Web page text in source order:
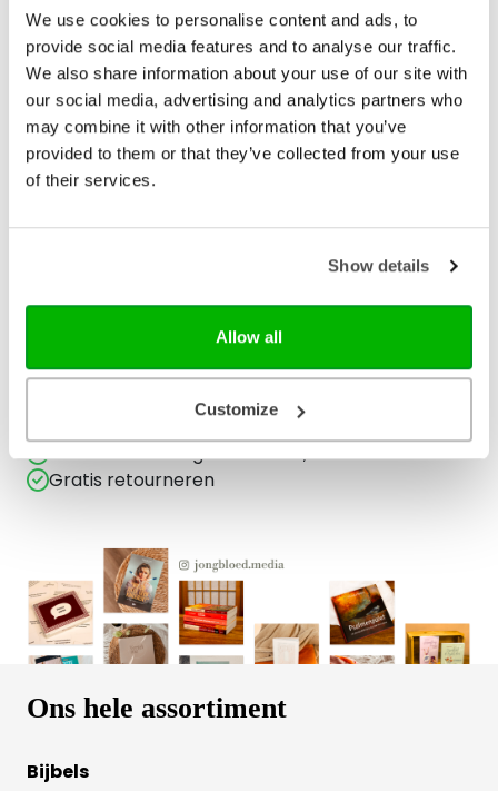
We use cookies to personalise content and ads, to
provide social media features and to analyse our traffic.
We also share information about your use of our site with
our social media, advertising and analytics partners who
may combine it with other information that you’ve
provided to them or that they’ve collected from your use
of their services.
Show details
Allow all
Customize
Gewicht (G)
ISBN
9789076890685
Druk
1
Verschijningsdatum
2023-02-16
NUR-code
Auteur
Carolina Blokland-den
Taal
Nederlands
216
Bezorging binnen 1–2 werkdagen
Gratis verzending vanaf € 20,-
Gratis retourneren
Ons hele assortiment
Bijbels